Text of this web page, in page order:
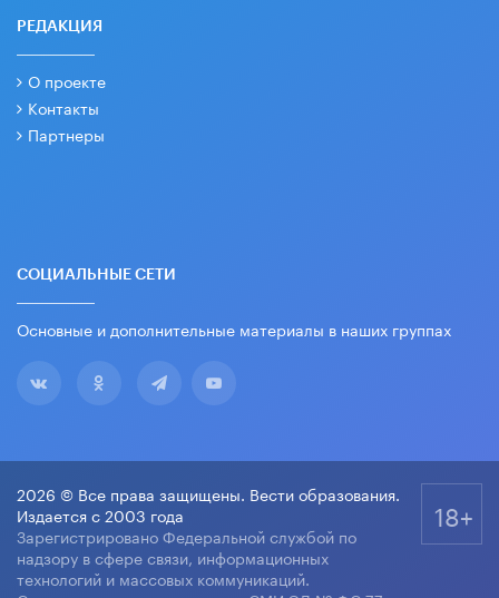
РЕДАКЦИЯ
О проекте
Контакты
Партнеры
СОЦИАЛЬНЫЕ СЕТИ
Основные и дополнительные материалы в наших группах
2026 © Все права защищены. Вести образования.
Издается с 2003 года
Зарегистрировано Федеральной службой по
надзору в сфере связи, информационных
технологий и массовых коммуникаций.
18+